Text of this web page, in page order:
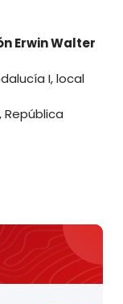
Erwin Walter
I, local
República